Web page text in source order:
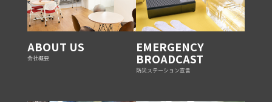
ABOUT US
会社概要
EMERGENCY
BROADCAST
防災ステーション宣言